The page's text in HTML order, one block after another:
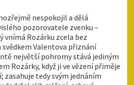
nespokojil a dělá
pozorovatele zvenku –
vnímá Rozárku zcela bez
svědkem Valentova přiznání
největší pohromy stává jediným
Rozárky, když ji ve vězení přiměje
zasahuje tedy svým jednáním